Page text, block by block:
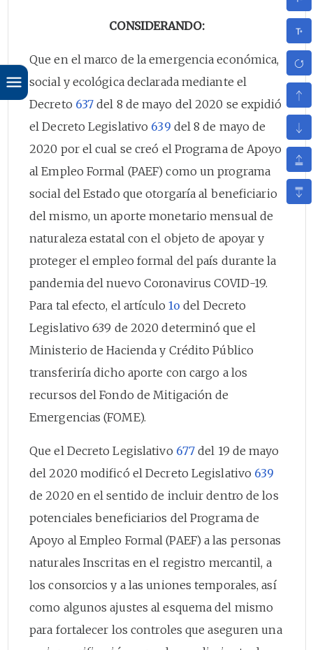
CONSIDERANDO:
Que en el marco de la emergencia económica,
social y ecológica declarada mediante el
Decreto 637 del 8 de mayo del 2020 se expidió
el Decreto Legislativo 639 del 8 de mayo de
2020 por el cual se creó el Programa de Apoyo
al Empleo Formal (PAEF) como un programa
social del Estado que otorgaría al beneficiario
del mismo, un aporte monetario mensual de
naturaleza estatal con el objeto de apoyar y
proteger el empleo formal del país durante la
pandemia del nuevo Coronavirus COVID-19.
Para tal efecto, el artículo 1o del Decreto
Legislativo 639 de 2020 determinó que el
Ministerio de Hacienda y Crédito Público
transferiría dicho aporte con cargo a los
recursos del Fondo de Mitigación de
Emergencias (FOME).
Que el Decreto Legislativo 677 del 19 de mayo
del 2020 modificó el Decreto Legislativo 639
de 2020 en el sentido de incluir dentro de los
potenciales beneficiarios del Programa de
Apoyo al Empleo Formal (PAEF) a las personas
naturales Inscritas en el registro mercantil, a
los consorcios y a las uniones temporales, así
como algunos ajustes al esquema del mismo
para fortalecer los controles que aseguren una